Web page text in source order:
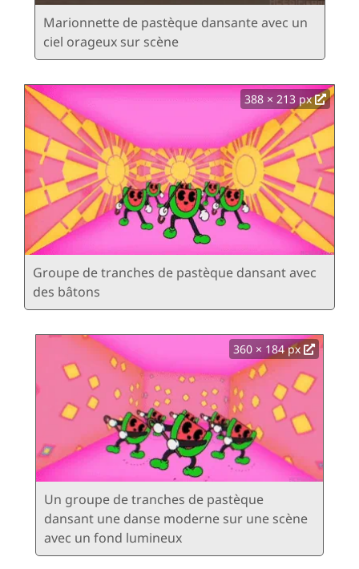
Marionnette de pastèque dansante avec un
ciel orageux sur scène
388 × 213 px
Groupe de tranches de pastèque dansant avec
des bâtons
360 × 184 px
Un groupe de tranches de pastèque
dansant une danse moderne sur une scène
avec un fond lumineux